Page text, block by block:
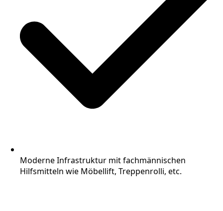
Moderne Infrastruktur mit fachmännischen
Hilfsmitteln wie Möbellift, Treppenrolli, etc.